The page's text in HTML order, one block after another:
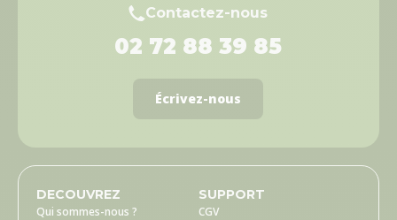
Contactez-nous
02 72 88 39 85
Écrivez-nous
DECOUVREZ
Qui sommes-nous ?
SUPPORT
CGV